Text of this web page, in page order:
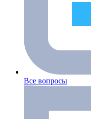
Все вопросы